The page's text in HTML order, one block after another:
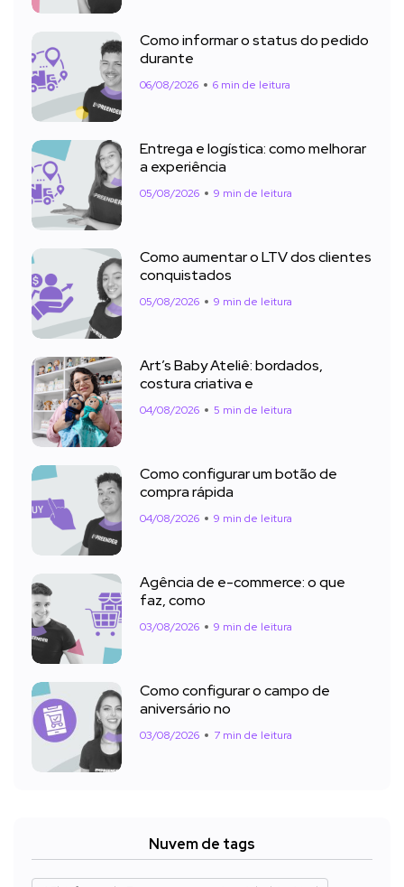
Como informar o status do pedido
durante
06/08/2026 6 min de leitura
Entrega e logística: como melhorar
a experiência
05/08/2026 9 min de leitura
Como aumentar o LTV dos clientes
conquistados
05/08/2026 9 min de leitura
Art’s Baby Ateliê: bordados,
costura criativa e
04/08/2026 5 min de leitura
Como configurar um botão de
compra rápida
04/08/2026 9 min de leitura
Agência de e-commerce: o que
faz, como
03/08/2026 9 min de leitura
Como configurar o campo de
aniversário no
03/08/2026 7 min de leitura
Nuvem de tags